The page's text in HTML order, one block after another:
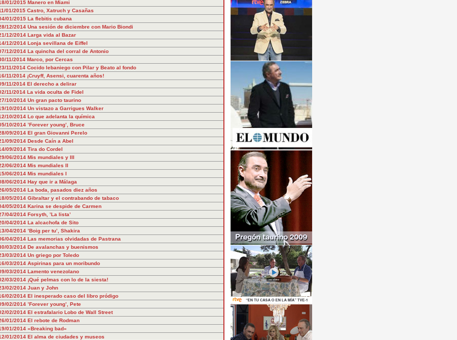
01/2015 Manero en Miami
01/2015 Castro, Xatruch y Casañas
01/2015 La flebitis cubana
12/2014 Una sesión de diciembre con Mario Biondi
12/2014 Larga vida al Bazar
12/2014 Lonja sevillana de Eiffel
12/2014 La quincha del corral de Antonio
11/2014 Marco, por Cercas
11/2014 Cocido lebaniego con Pilar y Beato al fondo
11/2014 ¡Cruyff, Asensi, cuarenta años!
11/2014 El derecho a delirar
11/2014 La vida oculta de Fidel
10/2014 Un gran pacto taurino
10/2014 Un vistazo a Garrigues Walker
10/2014 Lo que adelanta la química
10/2014 ’Forever young’, Bruce
09/2014 El gran Giovanni Perelo
09/2014 Desde Caín a Abel
09/2014 Tira do Cordel
06/2014 Mis mundiales y III
06/2014 Mis mundiales II
06/2014 Mis mundiales I
06/2014 Hay que ir a Málaga
05/2014 La boda, pasados diez años
05/2014 Gibraltar y el contrabando de tabaco
05/2014 Karina se despide de Carmen
04/2014 Forsyth, ’La lista’
04/2014 La alcachofa de Sito
04/2014 ’Boig per tu’, Shakira
04/2014 Las memorias olvidadas de Pastrana
03/2014 De avalanchas y buenismos
03/2014 Un griego por Toledo
03/2014 Aspirinas para un moribundo
03/2014 Lamento venezolano
03/2014 ¡Qué pelmas con lo de la siesta!
02/2014 Juan y John
02/2014 El inesperado caso del libro pródigo
02/2014 ’Forever young’, Pete
02/2014 El estrafalario Lobo de Wall Street
01/2014 El rebote de Rodman
01/2014 «Breaking bad»
01/2014 El alma de ciudades y museos